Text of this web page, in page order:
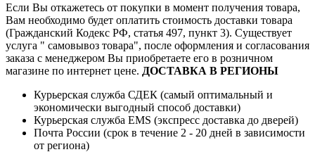
Если Вы откажетесь от покупки в момент получения товара,
Вам необходимо будет оплатить стоимость доставки товара
(Гражданский Кодекс РФ, статья 497, пункт 3). Существует
услуга " самовывоз товара", после оформления и согласования
заказа с менеджером Вы приобретаете его в розничном
магазине по интернет цене. ДОСТАВКА В РЕГИОНЫ
Курьерская служба СДЕК (самый оптимальный и
экономически выгодный способ доставки)
Курьерская служба EMS (экспресс доставка до дверей)
Почта России (срок в течение 2 - 20 дней в зависимости
от региона)